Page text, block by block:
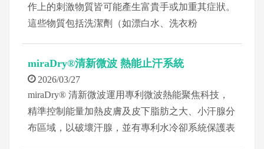
作上的刺激物質皆可能產生富貴手或加重其症狀。
這些物質包括洗潔劑（如漂白水、洗衣粉
miraDry®清新微波 熱能止汗系統
2026/03/27
miraDry® 清新微波運用專利微波熱能聚焦科技，
精準控制能量加熱皮膚及皮下脂肪之大、小汗腺分
布區域，以破壞汗腺，並有專利水冷卻系統保護表